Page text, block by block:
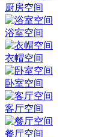
厨房空间
浴室空间
衣帽空间
卧室空间
客厅空间
餐厅空间